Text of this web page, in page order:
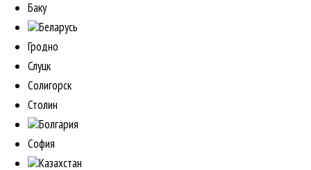
Баку
Беларусь
Гродно
Слуцк
Солигорск
Столин
Болгария
София
Казахстан